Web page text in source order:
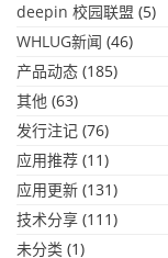
deepin 校园联盟 (5)
WHLUG新闻 (46)
产品动态 (185)
其他 (63)
发行注记 (76)
应用推荐 (11)
应用更新 (131)
技术分享 (111)
未分类 (1)